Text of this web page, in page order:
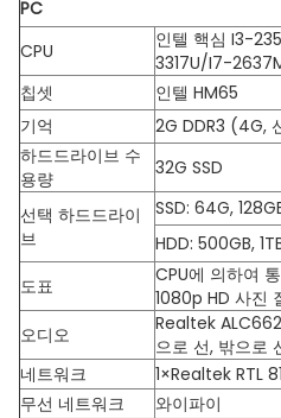
PC
CPU
인텔 핵심 I3-
3317U/I7-
칩셋
인텔 HM65
기억
2G DDR3 (4G,
하드드라이브 수
용량
32G SSD
선택 하드드라이
브
SSD: 64G,
HDD: 500GB,
도표
CPU에 의하여
1080p HD 사진
오디오
Realtek
으로 선, 밖으로
네트워크
1×Realtek RTL
무선 네트워크
와이파이